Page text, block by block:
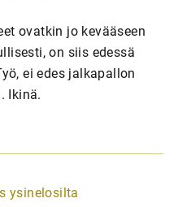
ovatkin jo kevääseen
on siis edessä
ei edes jalkapallon
Ikinä.
ysinelosilta